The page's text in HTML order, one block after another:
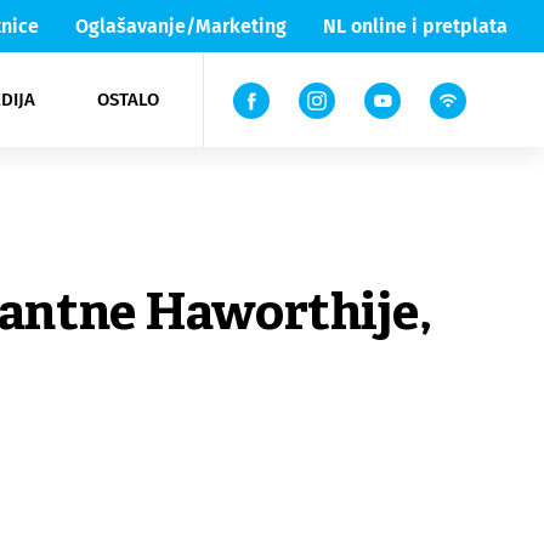
Oglašavanje/Marketing NL online i pretplata
OSTALO
Lika & Senj
TV
Haworthije,